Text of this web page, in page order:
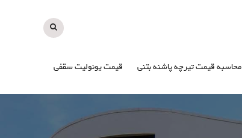
محاسبه قیمت تیرچه پاشنه بتنی قیمت یونولیت سقفی